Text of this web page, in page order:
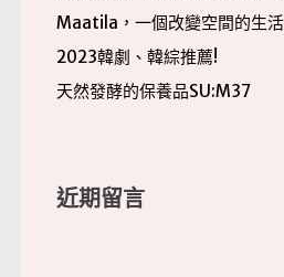
Maatila，一個改變空間的生
2023韓劇、韓綜推薦!
天然發酵的保養品SU:M37
近期留言